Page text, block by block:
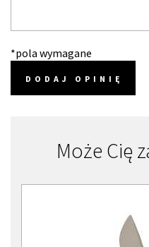
*pola wymagane
DODAJ OPINIĘ
Może Cię